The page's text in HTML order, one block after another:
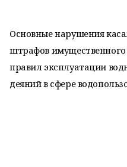
Основные нарушения
штрафов
правил эксплуатации
деяний в сфере